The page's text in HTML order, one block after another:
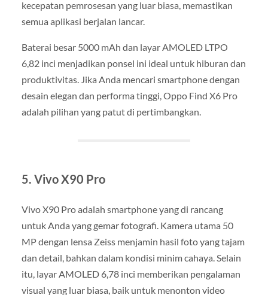
kecepatan pemrosesan yang luar biasa, memastikan
semua aplikasi berjalan lancar.
Baterai besar 5000 mAh dan layar AMOLED LTPO
6,82 inci menjadikan ponsel ini ideal untuk hiburan dan
produktivitas. Jika Anda mencari smartphone dengan
desain elegan dan performa tinggi, Oppo Find X6 Pro
adalah pilihan yang patut di pertimbangkan.
5. Vivo X90 Pro
Vivo X90 Pro adalah smartphone yang di rancang
untuk Anda yang gemar fotografi. Kamera utama 50
MP dengan lensa Zeiss menjamin hasil foto yang tajam
dan detail, bahkan dalam kondisi minim cahaya. Selain
itu, layar AMOLED 6,78 inci memberikan pengalaman
visual yang luar biasa, baik untuk menonton video